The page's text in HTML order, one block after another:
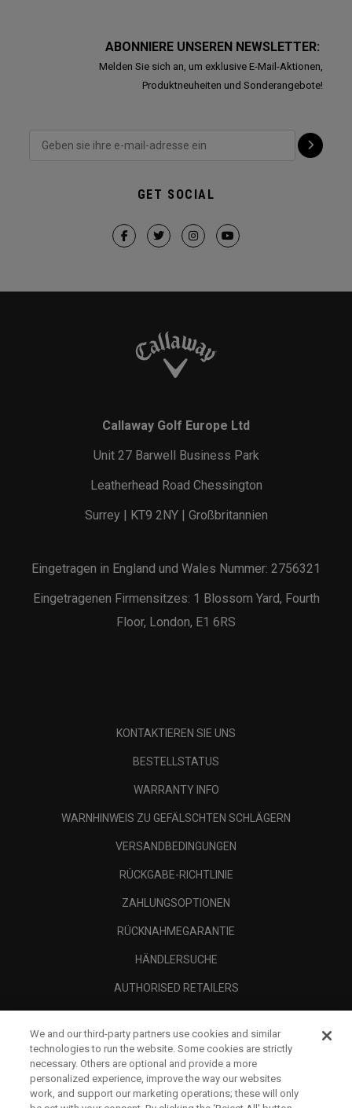
ABONNIERE UNSEREN NEWSLETTER:
Melden Sie sich an, um exklusive E-Mail-Aktionen,
Produktneuheiten und Sonderangebote!
GET SOCIAL
Callaway Golf Europe Ltd
Unit 27 Barwell Business Park
Leatherhead Road Chessington
Surrey | KT9 2NY | Großbritannien
Eingetragen in England und Wales Nummer: 2756321
Eingetragenen Firmensitzes: 1 Blossom Yard, Fourth
Floor, London, E1 6RS
KONTAKTIEREN SIE UNS
BESTELLSTATUS
WARRANTY INFO
WARNHINWEIS ZU GEFÄLSCHTEN SCHLÄGERN
VERSANDBEDINGUNGEN
RÜCKGABE-RICHTLINIE
ZAHLUNGSOPTIONEN
RÜCKNAHMEGARANTIE
HÄNDLERSUCHE
AUTHORISED RETAILERS
UNTERNEHMENSPROFIL
RECHTLICHES-
We and our third-party partners use cookies and similar
technologies to run the website. Some cookies are strictly
necessary. Others are optional and provide a more
personalized experience, improve the way our websites
work, and support our marketing operations; these will only